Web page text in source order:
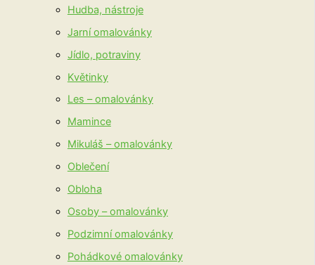
Hudba, nástroje
Jarní omalovánky
Jídlo, potraviny
Květinky
Les – omalovánky
Mamince
Mikuláš – omalovánky
Oblečení
Obloha
Osoby – omalovánky
Podzimní omalovánky
Pohádkové omalovánky